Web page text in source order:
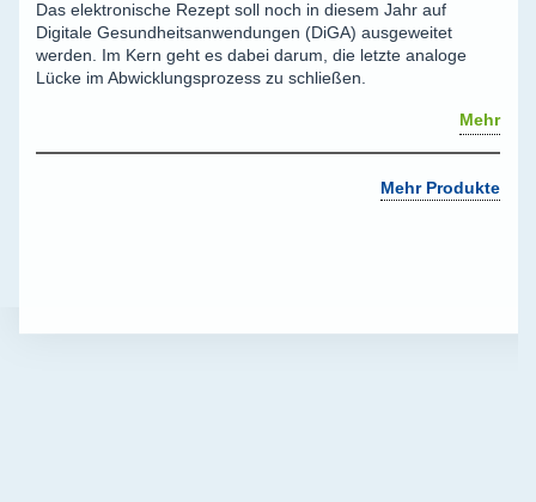
Das elektronische Rezept soll noch in diesem Jahr auf
Digitale Gesundheitsanwendungen (DiGA) ausgeweitet
werden. Im Kern geht es dabei darum, die letzte analoge
Lücke im Abwicklungsprozess zu schließen.
Mehr
Mehr Produkte